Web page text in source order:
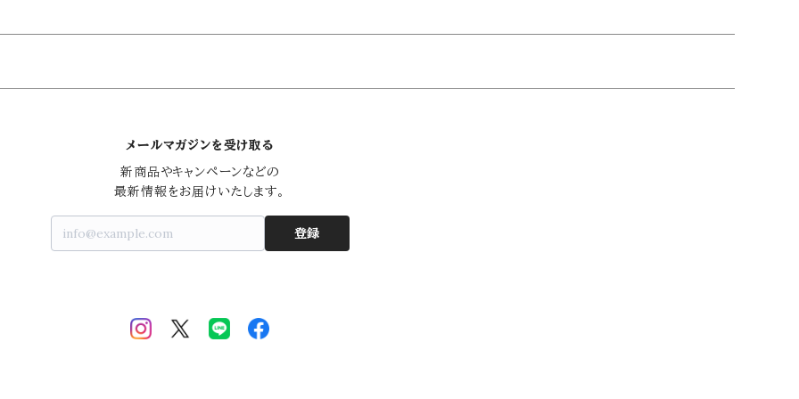
メールマガジンを受け取る
新商品やキャンペーンなどの
最新情報をお届けいたします。
登録